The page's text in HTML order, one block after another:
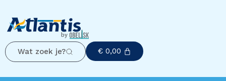
Wat zoek je? € 0,00